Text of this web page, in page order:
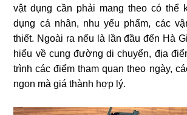
vật dụng cần phải mang theo có thể
dụng cá nhân, nhu yếu phẩm, các
thiết. Ngoài ra nếu là lần đầu đến Hà
hiểu về cung đường di chuyển, địa
trình các điểm tham quan theo ngày,
ngon mà giá thành hợp lý.